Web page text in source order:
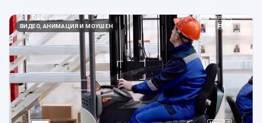
ВИДЕО, АНИМАЦИЯ И МОУШЕН